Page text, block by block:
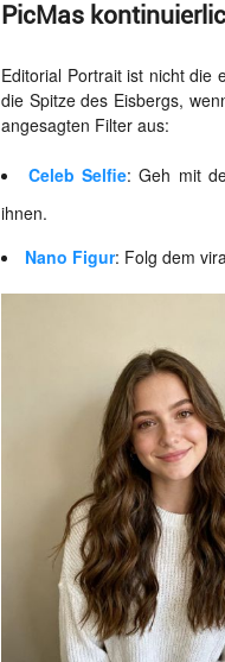
PicMas
Editorial Portrait ist nicht die
die Spitze des Eisbergs,
angesagten Filter aus:
Celeb Selfie: Geh mit
ihnen.
Nano Figur: Folg dem